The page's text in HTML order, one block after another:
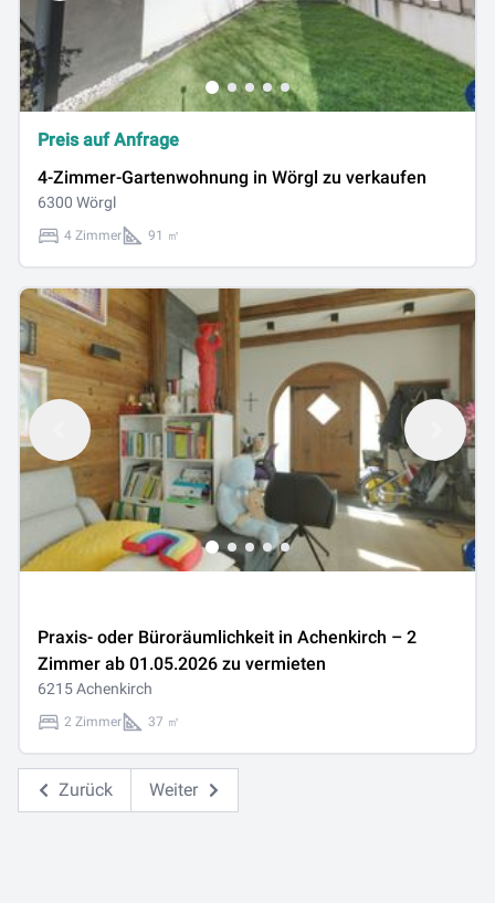
Preis auf Anfrage
4-Zimmer-Gartenwohnung in Wörgl zu verkaufen
6300 Wörgl
4 Zimmer 91 ㎡
Praxis- oder Büroräumlichkeit in Achenkirch – 2
Zimmer ab 01.05.2026 zu vermieten
6215 Achenkirch
2 Zimmer 37 ㎡
Zurück Weiter